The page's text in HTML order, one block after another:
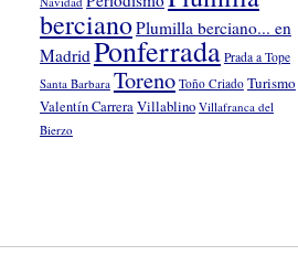
bercianoPlumilla berciano... en
MadridPonferrada Prada a Tope
Santa Barbara Toreno Toño Criado Turismo
Valentín CarreraVillablino Villafranca del
Bierzo